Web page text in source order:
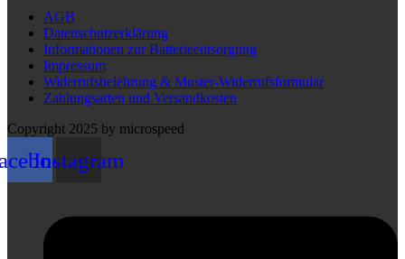
AGB
Datenschutzerklärung
Informationen zur Batterieentsorgung
Impressum
Widerrufsbelehrung & Muster-Widerrufsformular
Zahlungsarten und Versandkosten
Copyright 2025 by microspeed
Instagram